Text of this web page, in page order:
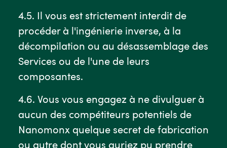
4.5. Il vous est strictement interdit de
procéder à l'ingénierie inverse, à la
décompilation ou au désassemblage des
Services ou de l'une de leurs
composantes.
4.6. Vous vous engagez à ne divulguer à
aucun des compétiteurs potentiels de
Nanomonx quelque secret de fabrication
ou autre dont vous auriez pu prendre